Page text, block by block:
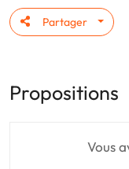
Partager
Propositions
Vous